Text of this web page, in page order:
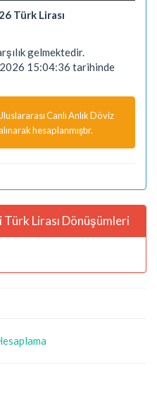
Türk Lirası
gelmektedir.
15:04:36 tarihinde
Canlı Anlık Döviz
hesaplanmıştır.
Türk Lirası Dönüşümleri